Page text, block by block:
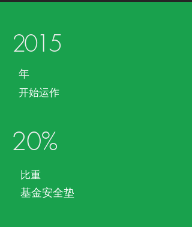
2015
​年
开始运作
20%
比重
​基金安全垫